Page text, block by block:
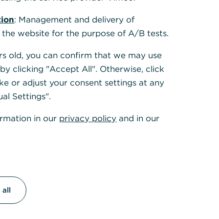
gibt es
für
jedem
: Management and delivery of
website for the purpose of A/B tests.
old, you can confirm that we may use
clicking "Accept All". Otherwise, click
or adjust your consent settings at any
Settings".
in our privacy policy and in our
all